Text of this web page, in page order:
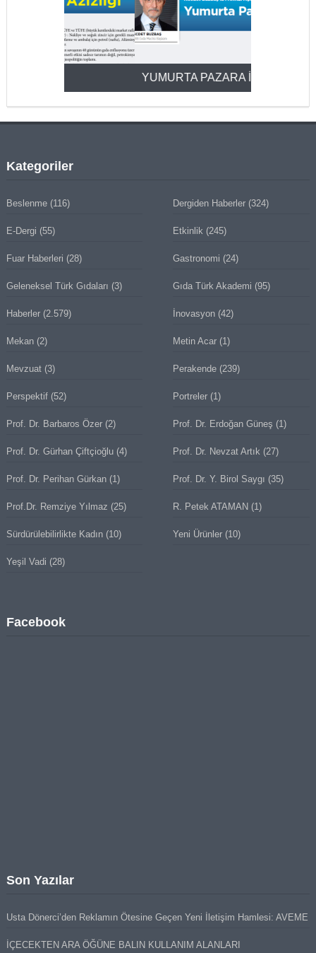
YUMURTA PAZARA İNİNCE
Kategoriler
Beslenme(116) Dergiden Haberler (324)
E-Dergi (55) Etkinlik (245)
Fuar Haberleri (28) Gastronomi (24)
Geleneksel Türk Gıdaları (3) Gıda Türk Akademi (95)
Haberler(2.579) İnovasyon (42)
Mekan(2) Metin Acar (1)
Mevzuat(3) Perakende (239)
Perspektif(52) Portreler (1)
Prof. Dr. Barbaros Özer(2) Prof. Dr. Erdoğan Güneş (1)
Prof. Dr. Gürhan Çiftçioğlu(4) Prof. Dr. Nevzat Artık (27)
Prof. Dr. Perihan Gürkan(1) Prof. Dr. Y. Birol Saygı (35)
Prof.Dr. Remziye Yılmaz (25) R. Petek ATAMAN (1)
Sürdürülebilirlikte Kadın(10) Yeni Ürünler (10)
Yeşil Vadi (28)
Facebook
Son Yazılar
Usta Dönerci’den Reklamın Ötesine Geçen Yeni İletişim Hamlesi: AVEME
İÇECEKTEN ARA ÖĞÜNE BALIN KULLANIM ALANLARI